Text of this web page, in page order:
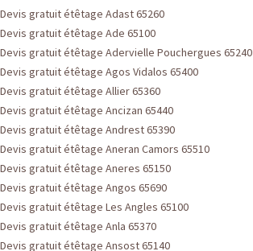
Devis gratuit étêtage Adast 65260
Devis gratuit étêtage Ade 65100
Devis gratuit étêtage Adervielle Pouchergues 65240
Devis gratuit étêtage Agos Vidalos 65400
Devis gratuit étêtage Allier 65360
Devis gratuit étêtage Ancizan 65440
Devis gratuit étêtage Andrest 65390
Devis gratuit étêtage Aneran Camors 65510
Devis gratuit étêtage Aneres 65150
Devis gratuit étêtage Angos 65690
Devis gratuit étêtage Les Angles 65100
Devis gratuit étêtage Anla 65370
Devis gratuit étêtage Ansost 65140